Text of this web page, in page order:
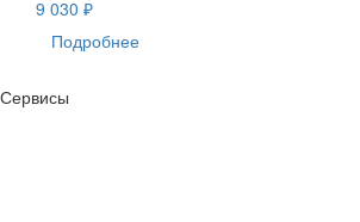
9 030 ₽
Подробнее
Сервисы